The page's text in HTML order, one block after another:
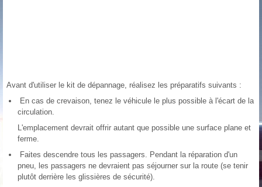
Avant d'utiliser le kit de dépannage, réalisez les préparatifs suivants :
En cas de crevaison, tenez le véhicule le plus possible à l'écart de la
circulation.
L'emplacement devrait offrir autant que possible une surface plane et
ferme.
Faites descendre tous les passagers. Pendant la réparation d'un
pneu, les passagers ne devraient pas séjourner sur la route (se tenir
plutôt derrière les glissières de sécurité).